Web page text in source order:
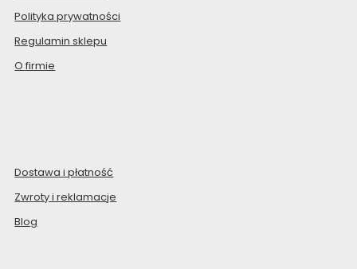
Polityka prywatności
Regulamin sklepu
O firmie
Dostawa i płatność
Zwroty i reklamacje
Blog